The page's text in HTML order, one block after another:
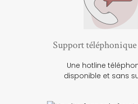
Support
Une hotline
disponible et sans